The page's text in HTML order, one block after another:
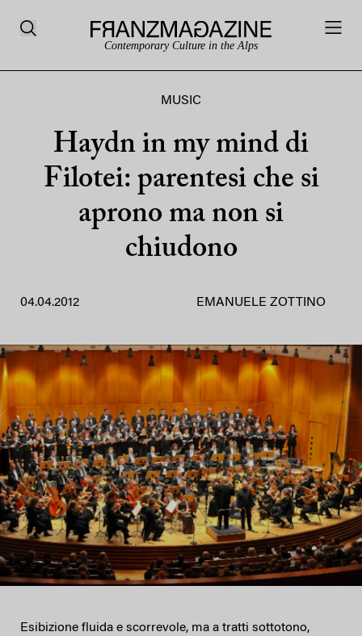
Contemporary Culture in the Alps
MUSIC
Haydn in my mind di
Filotei: parentesi che si
aprono ma non si
chiudono
04.04.2012 EMANUELE ZOTTINO
Esibizione fluida e scorrevole, ma a tratti sottotono,